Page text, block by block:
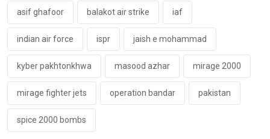
asif ghafoor balakot air strike iaf
indian air force ispr jaish e mohammad
kyber pakhtonkhwa masood azhar mirage 2000
mirage fighter jets operation bandar pakistan
spice 2000 bombs